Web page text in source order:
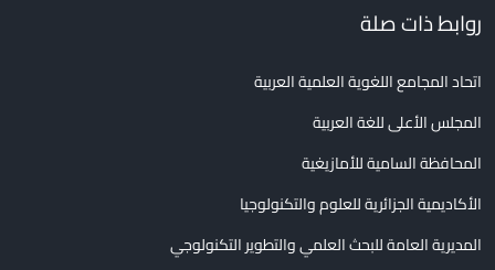
روابط ذات صلة
اتحاد المجامع اللغوية العلمية العربية
المجلس الأعلى للغة العربية
المحافظة السامية للأمازيغية
الأكاديمية الجزائرية للعلوم والتكنولوجيا
المديرية العامة للبحث العلمي والتطوير التكنولوجي